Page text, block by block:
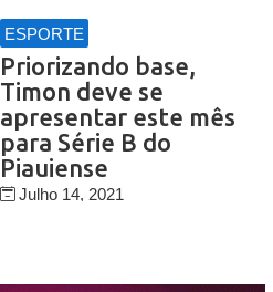
ESPORTE
Priorizando base,
Timon deve se
apresentar este mês
para Série B do
Piauiense
Julho 14, 2021